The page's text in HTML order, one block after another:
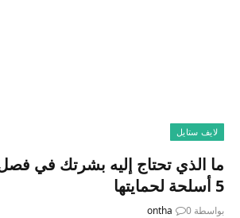
لايف ستايل
ما الذي تحتاج إليه بشرتك في
5 أسلحة لحمايتها
بواسطة ontha 0